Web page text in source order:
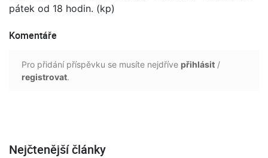
pátek od 18 hodin. (kp)
Komentáře
Pro přidání příspěvku se musíte nejdříve přihlásit /
registrovat.
Nejčtenější články